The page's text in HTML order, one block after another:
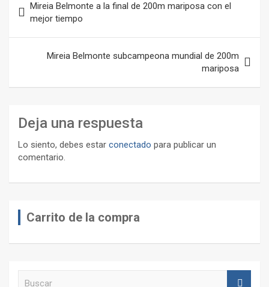
de
entradas
Mireia Belmonte a la final de 200m mariposa con el
mejor tiempo
Mireia Belmonte subcampeona mundial de 200m
mariposa
Deja una respuesta
Lo siento, debes estar conectado para publicar un
comentario.
Carrito de la compra